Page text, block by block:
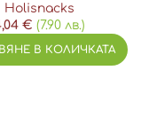
екстракт от
7%.
Holisnacks
€ (7.90 лв.)
В КОЛИЧКАТА